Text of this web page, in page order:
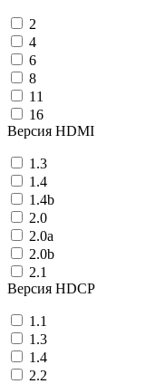
2
4
6
8
11
16
Версия HDMI
1.3
1.4
1.4b
2.0
2.0a
2.0b
2.1
Версия HDCP
1.1
1.3
1.4
2.2